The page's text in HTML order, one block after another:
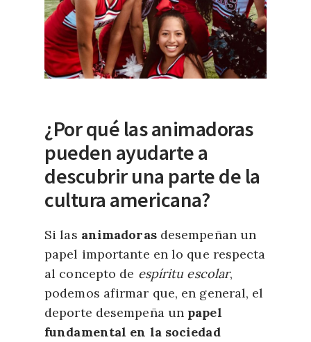
“efecto animadora“.
cuando están en grupo que
cuando están solas, ya que las
asimetrías o la falta de
proporciones en el rostro
tienden a atenuarse cuando se
¿Por qué las animadoras
pueden ayudarte a
descubrir una parte de la
cultura americana?
Si las animadorasdesempeñan un
papel importante en lo que respecta
al concepto de espíritu escolar,
podemos afirmar que, en general, el
deporte desempeña un papel
fundamental en la sociedad